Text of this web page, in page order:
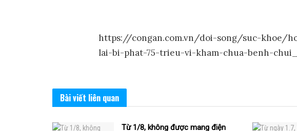
https://congan.com.vn/doi-song/suc-khoe/
lai-bi-phat-75-trieu-vi-kham-chua-benh-
Bài viết liên quan
Từ 1/8, không được mang điện